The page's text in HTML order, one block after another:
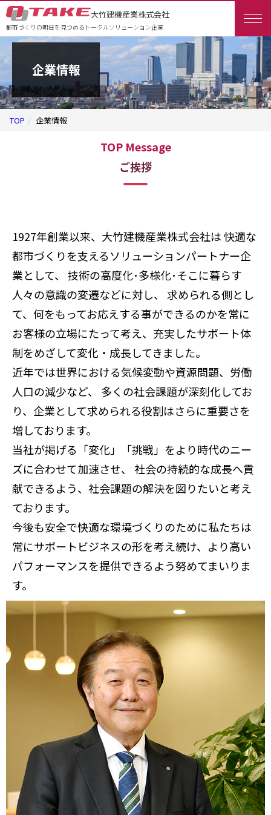
大竹建機産業株式会社
都市づくりの明日を見つめるトータルソリューション企業
企業情報
TOP 企業情報
TOP Message
ご挨拶
1927年創業以来、大竹建機産業株式会社は快適な
都市づくりを支えるソリューションパートナー企
業として、
技術の高度化･多様化･そこに暮らす
人々の意識の変遷などに対し、
求められる側とし
て、何をもってお応えする事ができるのかを常に
お客様の立場にたって考え、充実したサポート体
制をめざして変化・成長してきました。
近年では世界における気候変動や資源問題、労働
人口の減少など、
多くの社会課題が深刻化してお
り、企業として求められる役割はさらに重要さを
増しております。
当社が掲げる「変化」「挑戦」をより時代のニー
ズに合わせて加速させ、
社会の持続的な成長へ貢
献できるよう、社会課題の解決を図りたいと考え
ております。
今後も安全で快適な環境づくりのために私たちは
常にサポートビジネスの形を考え続け、より高い
パフォーマンスを提供できるよう努めてまいりま
す。